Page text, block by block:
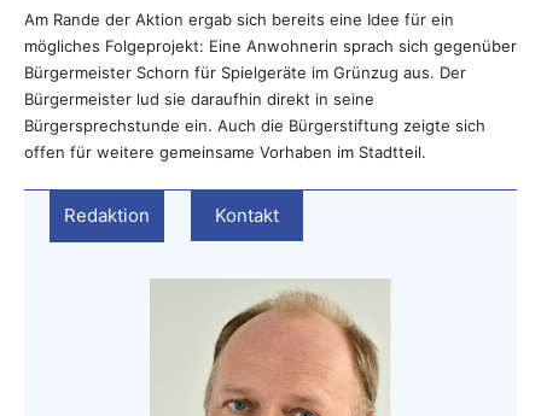
Am Rande der Aktion ergab sich bereits eine Idee für ein
mögliches Folgeprojekt: Eine Anwohnerin sprach sich gegenüber
Bürgermeister Schorn für Spielgeräte im Grünzug aus. Der
Bürgermeister lud sie daraufhin direkt in seine
Bürgersprechstunde ein. Auch die Bürgerstiftung zeigte sich
offen für weitere gemeinsame Vorhaben im Stadtteil.
Redaktion Kontakt